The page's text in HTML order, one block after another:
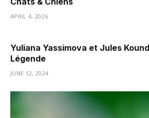
APRIL 4, 2026
Yuliana Yassimova et Jules
Légende
JUNE 12, 2024